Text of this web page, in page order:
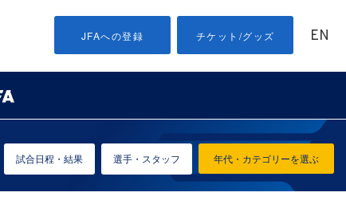
JFAへの登録 チケット/グッズ EN
年代・カテゴリーを選ぶ
試合日程・結果 選手・スタッフ